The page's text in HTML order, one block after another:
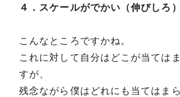
４．スケールがでかい（伸びしろ）
こんなところですかね。
これに対して自分はどこが当ては
すが、
残念ながら僕はどれにも当てはま